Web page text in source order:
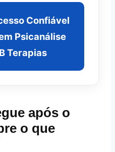
Confiável
Psicanálise
Terapias
após o
o que